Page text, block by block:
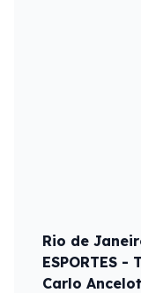
Rio de
ESPORTES
Carlo